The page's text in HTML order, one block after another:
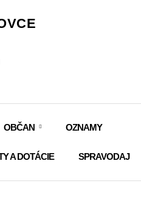
OBČAN OZNAMY
A DOTÁCIE SPRAVODAJ